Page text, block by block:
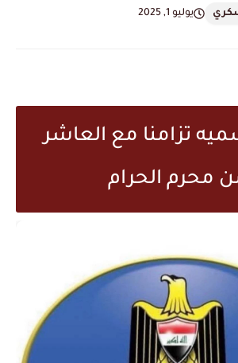
يوليو 1, 2025
تزامنا مع العاشر
محرم الحرام